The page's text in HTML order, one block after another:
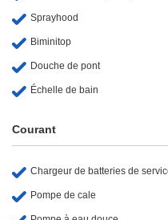
Sprayhood
Biminitop
Douche de pont
Échelle de bain
Courant
Chargeur de batteries de
Pompe de cale